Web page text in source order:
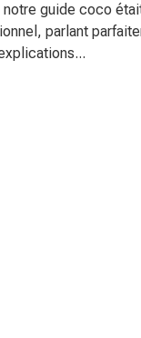
notre guide coco
parlant